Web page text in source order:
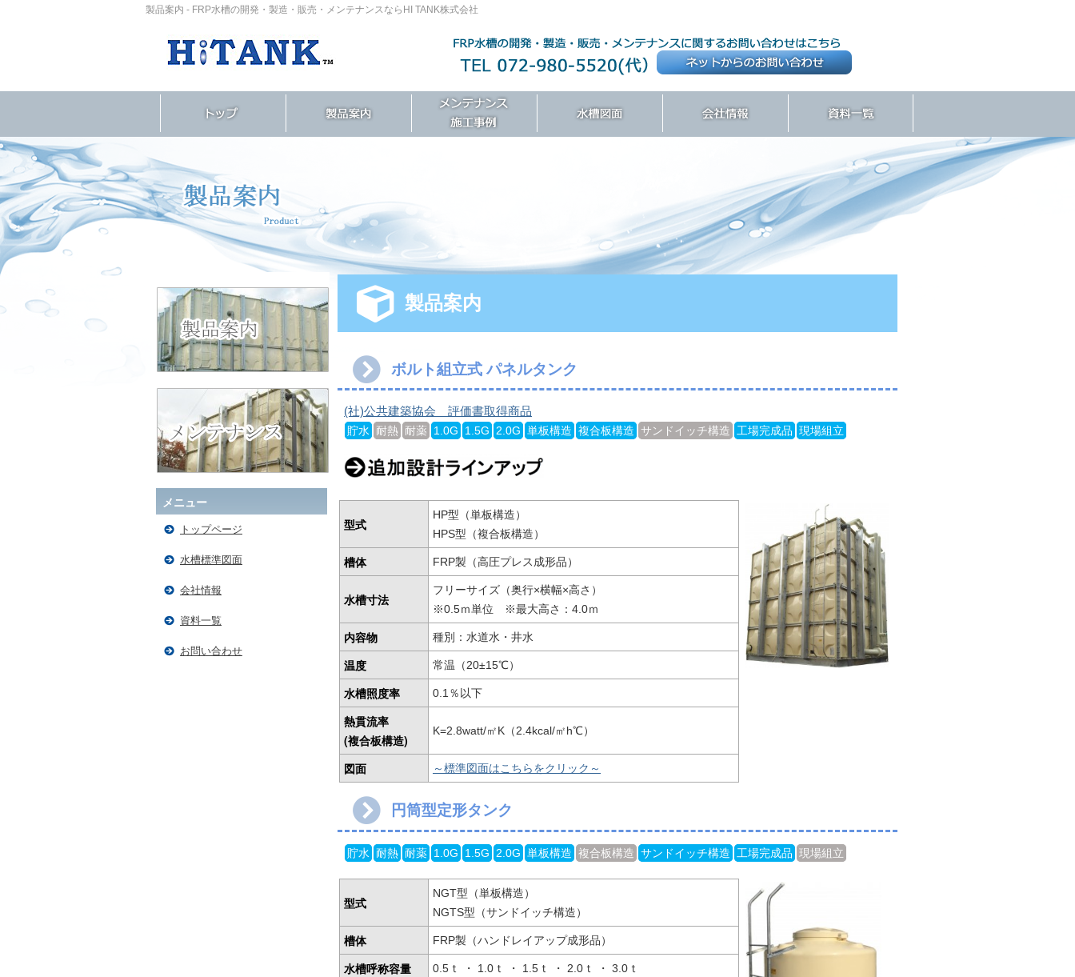
製品案内 - FRP水槽の開発・製造・販売・メンテナンスならHI TANK株式会社
製品案内
ボルト組立式 パネルタンク
(社)公共建築協会 評価書取得商品
貯水 耐熱 耐薬 1.0G 1.5G 2.0G 単板構造 複合板構造 サンドイッチ構造 工場完成品 現場組立
型式
HP型（単板構造）
HPS型（複合板構造）
槽体 FRP製（高圧プレス成形品）
水槽寸法
フリーサイズ（奥行×横幅×高さ）
※0.5ｍ単位 ※最大高さ：4.0ｍ
内容物 種別：水道水・井水
温度 常温（20±15℃）
水槽照度率 0.1％以下
熱貫流率
(複合板構造)
K=2.8watt/㎡K（2.4kcal/㎡h℃）
図面 ～標準図面はこちらをクリック～
円筒型定形タンク
貯水 耐熱 耐薬 1.0G 1.5G 2.0G 単板構造 複合板構造 サンドイッチ構造 工場完成品 現場組立
型式
NGT型（単板構造）
NGTS型（サンドイッチ構造）
槽体 FRP製（ハンドレイアップ成形品）
水槽呼称容量 0.5ｔ ・ 1.0ｔ ・ 1.5ｔ ・ 2.0ｔ ・ 3.0ｔ
メニュー
トップページ
水槽標準図面
会社情報
資料一覧
お問い合わせ